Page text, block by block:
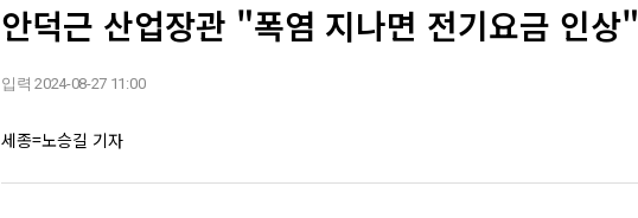
안덕근 산업장관 "폭염 지나면 전기요금 인상"
입력 2024-08-27 11:00
세종=노승길 기자